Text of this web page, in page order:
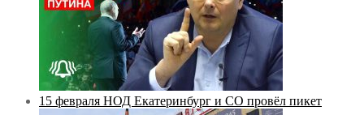
15 февраля НОД Екатеринбург и СО провёл пикет